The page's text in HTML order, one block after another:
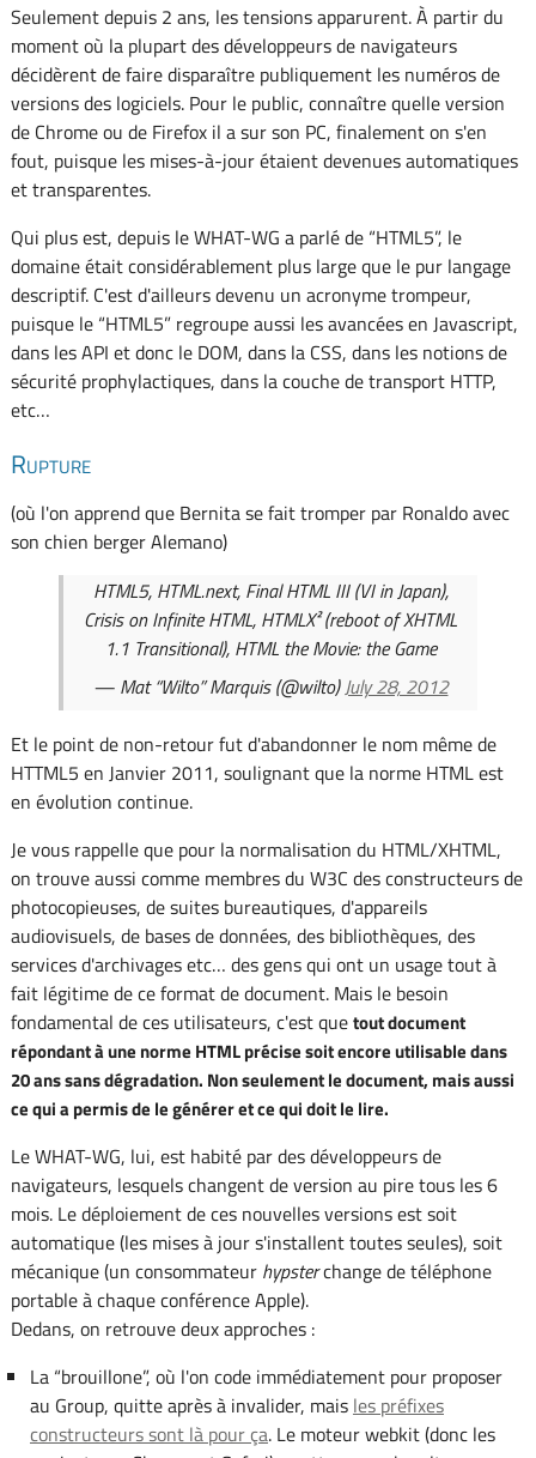
Seulement depuis 2 ans, les tensions apparurent. À partir du
moment où la plupart des développeurs de navigateurs
décidèrent de faire disparaître publiquement les numéros de
versions des logiciels. Pour le public, connaître quelle version
de Chrome ou de Firefox il a sur son PC, finalement on s'en
fout, puisque les mises-à-jour étaient devenues automatiques
et transparentes.
Qui plus est, depuis le WHAT-WG a parlé de “HTML5”, le
domaine était considérablement plus large que le pur langage
descriptif. C'est d'ailleurs devenu un acronyme trompeur,
puisque le “HTML5” regroupe aussi les avancées en Javascript,
dans les API et donc le DOM, dans la CSS, dans les notions de
sécurité prophylactiques, dans la couche de transport HTTP,
etc…
Rupture
(où l'on apprend que Bernita se fait tromper par Ronaldo avec
son chien berger Alemano)
HTML5, HTML.next, Final HTML III (VI in Japan),
Crisis on Infinite HTML, HTMLX² (reboot of XHTML
1.1 Transitional), HTML the Movie: the Game
— Mat “Wilto” Marquis (@wilto)July 28, 2012
Et le point de non-retour fut d'abandonner le nom même de
HTTML5 en Janvier 2011, soulignant que la norme HTML est
en évolution continue.
Je vous rappelle que pour la normalisation du HTML/XHTML,
on trouve aussi comme membres du W3C des constructeurs de
photocopieuses, de suites bureautiques, d'appareils
audiovisuels, de bases de données, des bibliothèques, des
services d'archivages etc… des gens qui ont un usage tout à
fait légitime de ce format de document. Mais le besoin
fondamental de ces utilisateurs, c'est quetout document
répondant à une norme HTML précise soit encore utilisable dans
20 ans sans dégradation. Non seulement le document, mais aussi
ce qui a permis de le générer et ce qui doit le lire.
Le WHAT-WG, lui, est habité par des développeurs de
navigateurs, lesquels changent de version au pire tous les 6
mois. Le déploiement de ces nouvelles versions est soit
automatique (les mises à jour s'installent toutes seules), soit
mécanique (un consommateur hypsterchange de téléphone
portable à chaque conférence Apple).
Dedans, on retrouve deux approches :
La “brouillone”, où l'on code immédiatement pour proposer
au Group, quitte après à invalider, mais les préfixes
constructeurs sont là pour ça. Le moteur webkit (donc les